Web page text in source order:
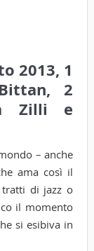
2013, 1
2
Zilli e
– anche
ama così il
di jazz o
il momento
si esibiva in